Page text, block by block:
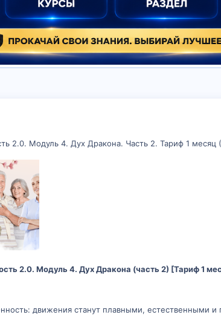
2.0. Модуль 4. Дух Дракона. Часть 2. Тариф 1 месяц
2.0. Модуль 4. Дух Дракона (часть 2) [Тариф 1
движения станут плавными, естественными